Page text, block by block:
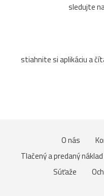
sledujte
stiahnite si aplikáciu a
O nás
Tlačený a predaný
Súťaže